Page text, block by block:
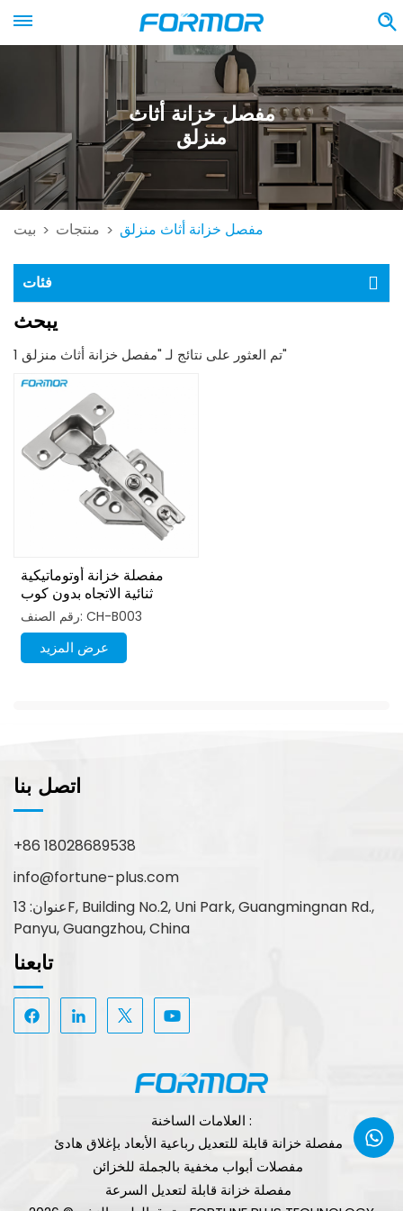
مفصل خزانة أثاث
منزلق
بيت > منتجات > مفصل خزانة أثاث منزلق
فئات
يبحث
1 تم العثور على نتائج لـ "مفصل خزانة أثاث منزلق"
مفصلة خزانة أوتوماتيكية
ثنائية الاتجاه بدون كوب
هيدروليكي 35 مم
رقم الصنف: CH-B003
عرض المزيد
اتصل بنا
+86 18028689538
info@fortune-plus.com
عنوان: 13F, Building No.2, Uni Park, Guangmingnan Rd.,
Panyu, Guangzhou, China
تابعنا
العلامات الساخنة :
مفصلة خزانة قابلة للتعديل رباعية الأبعاد بإغلاق هادئ
مفصلات أبواب مخفية بالجملة للخزائن
مفصلة خزانة قابلة لتعديل السرعة